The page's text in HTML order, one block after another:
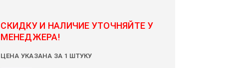
СКИДКУ И НАЛИЧИЕ УТОЧНЯЙТЕ У
МЕНЕДЖЕРА!
ЦЕНА УКАЗАНА ЗА 1 ШТУКУ